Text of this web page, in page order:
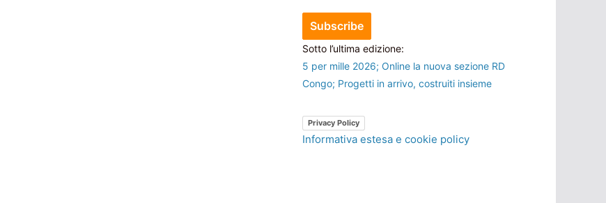
Sotto l’ultima edizione:
5 per mille 2026; Online la nuova sezione RD
Congo; Progetti in arrivo, costruiti insieme
Privacy Policy
Informativa estesa e cookie policy